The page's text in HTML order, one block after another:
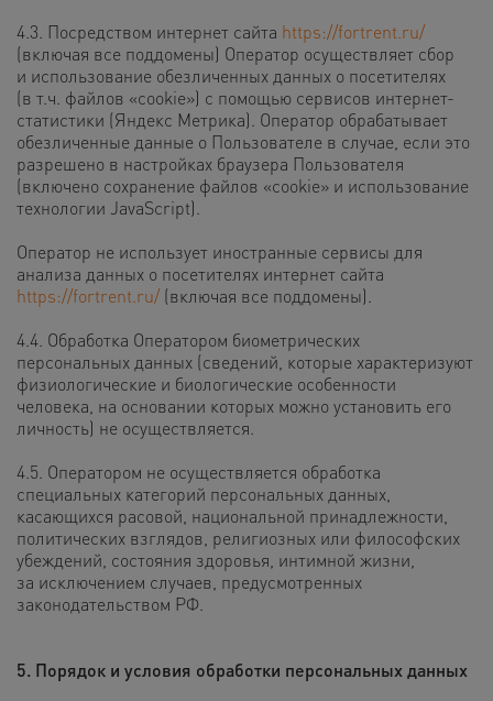
4.3. Посредством интернет сайта https://fortrent.ru/
(включая все поддомены) Оператор осуществляет сбор
и использование обезличенных данных о посетителях
(в т.ч. файлов «cookie») с помощью сервисов интернет-
статистики (Яндекс Метрика). Оператор обрабатывает
обезличенные данные о Пользователе в случае, если это
разрешено в настройках браузера Пользователя
(включено сохранение файлов «cookie» и использование
технологии JavaScript).
Оператор не использует иностранные сервисы для
анализа данных о посетителях интернет сайта
https://fortrent.ru/(включая все поддомены).
4.4. Обработка Оператором биометрических
персональных данных (сведений, которые характеризуют
физиологические и биологические особенности
человека, на основании которых можно установить его
личность) не осуществляется.
4.5. Оператором не осуществляется обработка
специальных категорий персональных данных,
касающихся расовой, национальной принадлежности,
политических взглядов, религиозных или философских
убеждений, состояния здоровья, интимной жизни,
за исключением случаев, предусмотренных
законодательством РФ.
5. Порядок и условия обработки персональных данных